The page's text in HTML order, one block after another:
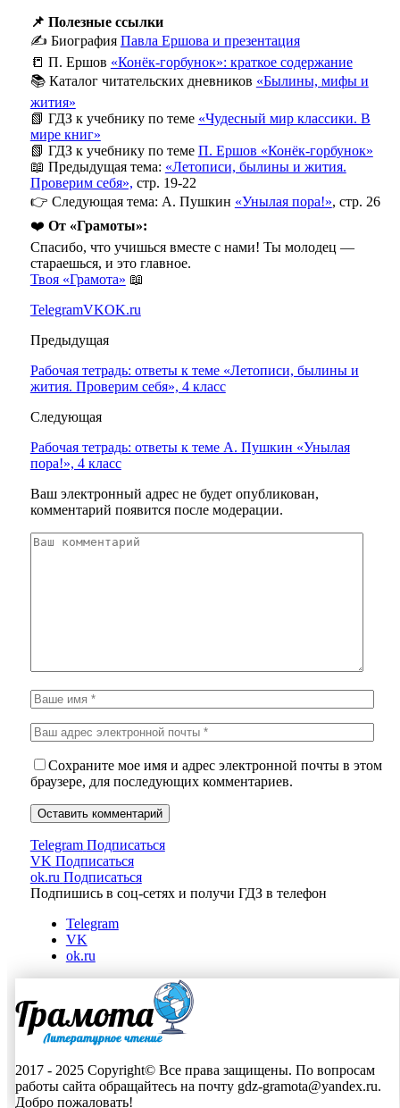
📌 Полезные ссылки
✍️ Биография Павла Ершова и презентация
📒 П. Ершов «Конёк-горбунок»: краткое содержание
📚 Каталог читательских дневников «Былины, мифы и
жития»
📗 ГДЗ к учебнику по теме «Чудесный мир классики. В
мире книг»
📗 ГДЗ к учебнику по теме П. Ершов «Конёк-горбунок»
📖 Предыдущая тема: «Летописи, былины и жития.
Проверим себя», стр. 19-22
👉 Следующая тема: А. Пушкин «Унылая пора!», стр. 26
❤️ От «Грамоты»:
Спасибо, что учишься вместе с нами! Ты молодец —
стараешься, и это главное.
Твоя «Грамота» 📖
TelegramVKOK.ru
Предыдущая
Рабочая тетрадь: ответы к теме «Летописи, былины и
жития. Проверим себя», 4 класс
Следующая
Рабочая тетрадь: ответы к теме А. Пушкин «Унылая
пора!», 4 класс
Ваш электронный адрес не будет опубликован,
комментарий появится после модерации.
Сохраните мое имя и адрес электронной почты в этом
браузере, для последующих комментариев.
Telegram Подписаться
VK Подписаться
ok.ru Подписаться
Подпишись в соц-сетях и получи ГДЗ в телефон
Telegram
VK
ok.ru
2017 - 2025 Copyright© Все права защищены. По вопросам
работы сайта обращайтесь на почту gdz-gramota@yandex.ru.
Добро пожаловать!